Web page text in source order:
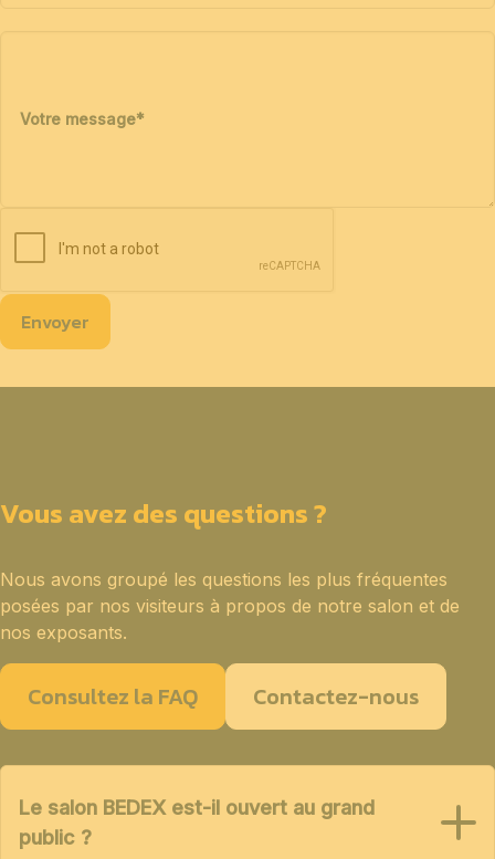
Votre message*
Envoyer
Vous avez des questions ?
Nous avons groupé les questions les plus fréquentes
posées par nos visiteurs à propos de notre salon et de
nos exposants.
Consultez la FAQ Contactez-nous
Le salon BEDEX est-il ouvert au grand
public ?